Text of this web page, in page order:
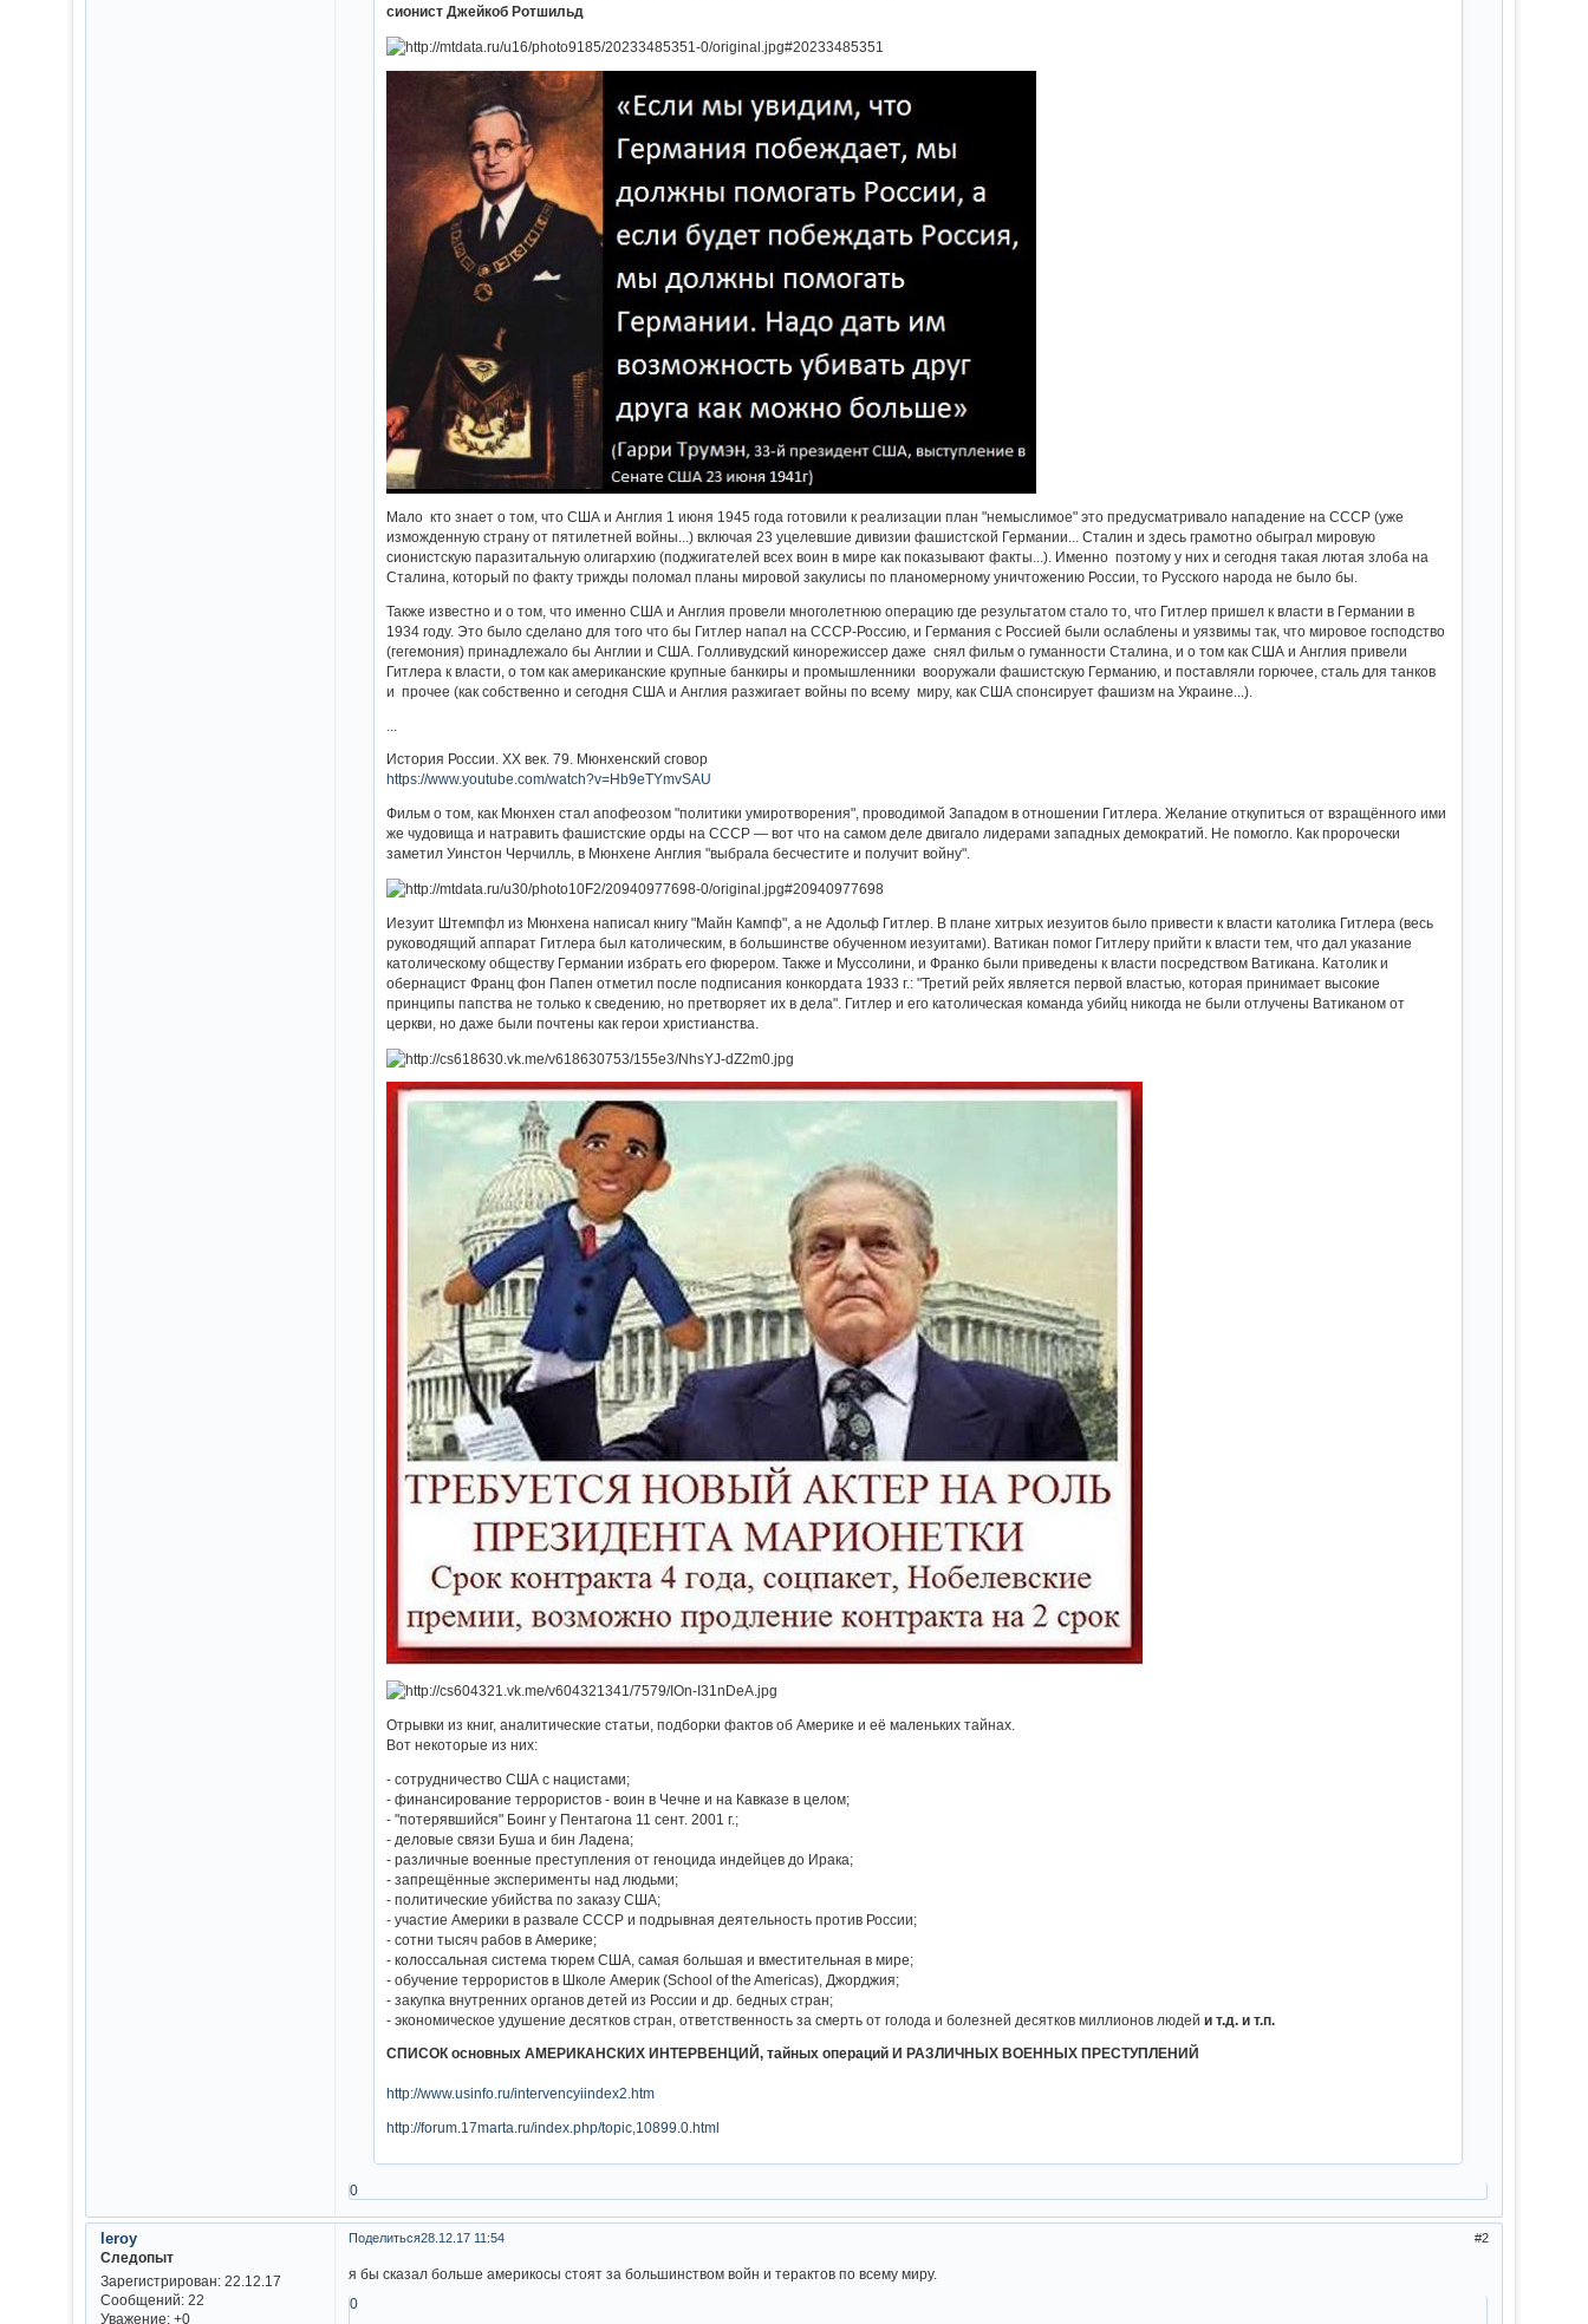
сионист Джейкоб Ротшильд
Мало кто знает о том, что США и Англия 1 июня 1945 года готовили к реализации план "немыслимое" это предусматривало нападение на СССР (уже
изможденную страну от пятилетней войны...) включая 23 уцелевшие дивизии фашистской Германии... Cталин и здесь грамотно обыграл мировую
сионистскую паразитальную олигархию (поджигателей всех воин в мире как показывают факты...). Именно поэтому у них и сегодня такая лютая злоба на
Сталина, который по факту трижды поломал планы мировой закулисы по планомерному уничтожению России, то Русского народа не было бы.
Также известно и о том, что именно США и Англия провели многолетнюю операцию где результатом стало то, что Гитлер пришел к власти в Германии в
1934 году. Это было сделано для того что бы Гитлер напал на СССР-Россию, и Германия с Россией были ослаблены и уязвимы так, что мировое господство
(гегемония) принадлежало бы Англии и США. Голливудский кинорежиссер даже снял фильм о гуманности Сталина, и о том как США и Англия привели
Гитлера к власти, о том как американские крупные банкиры и промышленники вооружали фашистскую Германию, и поставляли горючее, сталь для танков
и прочее (как собственно и сегодня США и Англия разжигает войны по всему миру, как США спонсирует фашизм на Украине...).
История России. XX век. 79. Мюнхенский сговор
https://www.youtube.com/watch?v=Hb9eTYmvSAU
Фильм о том, как Мюнхен стал апофеозом "политики умиротворения", проводимой Западом в отношении Гитлера. Желание откупиться от взращённого ими
же чудовища и натравить фашистские орды на СССР — вот что на самом деле двигало лидерами западных демократий. Не помогло. Как пророчески
заметил Уинстон Черчилль, в Мюнхене Англия "выбрала бесчестите и получит войну".
Иезуит Штемпфл из Мюнхена написал книгу "Майн Кампф", а не Адольф Гитлер. В плане хитрых иезуитов было привести к власти католика Гитлера (весь
руководящий аппарат Гитлера был католическим, в большинстве обученном иезуитами). Ватикан помог Гитлеру прийти к власти тем, что дал указание
католическому обществу Германии избрать его фюрером. Также и Муссолини, и Франко были приведены к власти посредством Ватикана. Католик и
обернацист Франц фон Папен отметил после подписания конкордата 1933 г.: "Третий рейх является первой властью, которая принимает высокие
принципы папства не только к сведению, но претворяет их в дела". Гитлер и его католическая команда убийц никогда не были отлучены Ватиканом от
церкви, но даже были почтены как герои христианства.
Отрывки из книг, аналитические статьи, подборки фактов об Америке и её маленьких тайнах.
Вот некоторые из них:
- сотрудничество США с нацистами;
- финансирование террористов - воин в Чечне и на Кавказе в целом;
- "потерявшийся" Боинг у Пентагона 11 сент. 2001 г.;
- деловые связи Буша и бин Ладена;
- различные военные преступления от геноцида индейцев до Ирака;
- запрещённые эксперименты над людьми;
- политические убийства по заказу США;
- участие Америки в развале СССР и подрывная деятельность против России;
- сотни тысяч рабов в Америке;
- колоссальная система тюрем CША, самая большая и вместительная в мире;
- обучение террористов в Школе Америк (School of the Americas), Джорджия;
- закупка внутренних органов детей из России и др. бедных стран;
- экономическое удушение десятков стран, ответственность за смерть от голода и болезней десятков миллионов людейи т.д. и т.п.
СПИСОК основных АМЕРИКАНСКИХ ИНТЕРВЕНЦИЙ, тайных операций И РАЗЛИЧНЫХ ВОЕННЫХ ПРЕСТУПЛЕНИЙ
http://www.usinfo.ru/intervencyiindex2.htm
http://forum.17marta.ru/index.php/topic,10899.0.html
0
Поделиться 2
28.12.17 11:54
leroy
Следопыт
Зарегистрирован: 22.12.17
Сообщений:22
Уважение: +0
я бы сказал больше америкосы стоят за большинством войн и терактов по всему миру.
0